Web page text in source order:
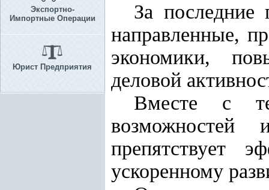
Экспортно-
Импортные Операции
Юрист Предприятия
За последние
направленные,
экономики,
деловой
Вместе с
возможностей
препятствует
ускоренному